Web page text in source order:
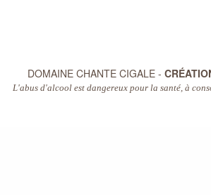
DOMAINE CHANTE CIGALE -
L'abus d'alcool est dangereux pour la santé, à